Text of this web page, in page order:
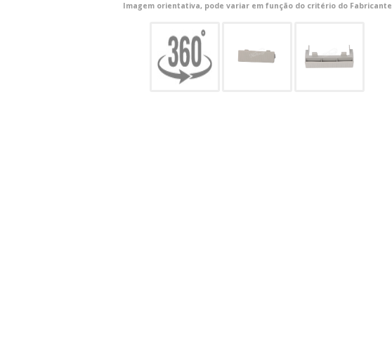
Imagem orientativa, pode variar em função do critério do Fabricante